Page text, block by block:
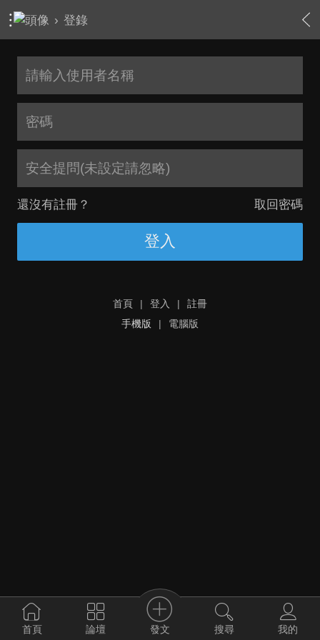
› 登錄
安全提問(未設定請忽略)
還沒有註冊？ 取回密碼
登入
首頁 | 登入 |
註冊
手機版
| 電腦版
首頁 論壇 發文 搜尋 我的